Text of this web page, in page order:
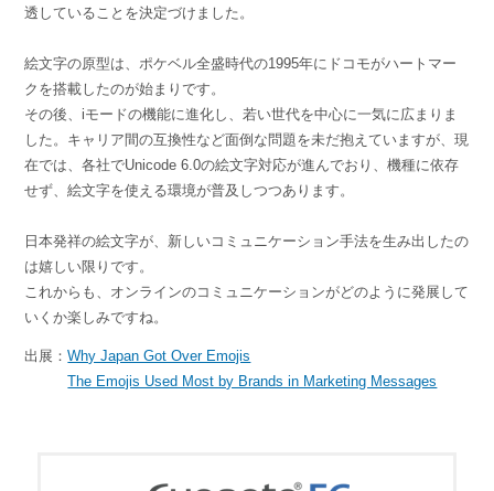
透していることを決定づけました。
絵文字の原型は、ポケベル全盛時代の1995年にドコモがハートマー
クを搭載したのが始まりです。
その後、iモードの機能に進化し、若い世代を中心に一気に広まりま
した。キャリア間の互換性など面倒な問題を未だ抱えていますが、現
在では、各社でUnicode 6.0の絵文字対応が進んでおり、機種に依存
せず、絵文字を使える環境が普及しつつあります。
日本発祥の絵文字が、新しいコミュニケーション手法を生み出したの
は嬉しい限りです。
これからも、オンラインのコミュニケーションがどのように発展して
いくか楽しみですね。
出展：Why Japan Got Over Emojis
The Emojis Used Most by Brands in Marketing Messages